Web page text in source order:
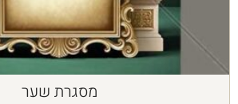
מסגרת שער